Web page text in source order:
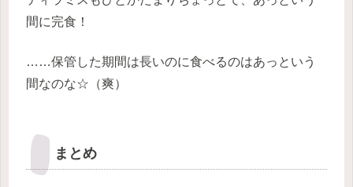
間に完食！
……保管した期間は長いのに食べるのはあっという
間なのな☆（爽）
まとめ